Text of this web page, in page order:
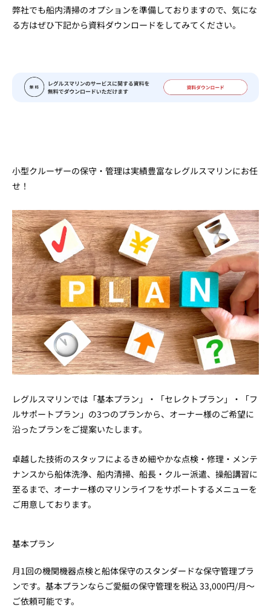
弊社でも船内清掃のオプションを準備しておりますので、気にな
る方はぜひ下記から資料ダウンロードをしてみてください。
小型クルーザーの保守・管理は実績豊富なレグルスマリンにお任
せ！
レグルスマリンでは「基本プラン」・「セレクトプラン」・「フ
ルサポートプラン」の3つのプランから、オーナー様のご希望に
沿ったプランをご提案いたします。
卓越した技術のスタッフによるきめ細やかな点検・修理・メンテ
ナンスから船体洗浄、船内清掃、船長・クルー派遣、操船講習に
至るまで、オーナー様のマリンライフをサポートするメニューを
ご用意しております。
基本プラン
月1回の機関機器点検と船体保守のスタンダードな保守管理プラ
ンです。基本プランならご愛艇の保守管理を税込 33,000円/月〜
ご依頼可能です。